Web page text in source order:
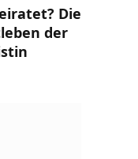
Die
der